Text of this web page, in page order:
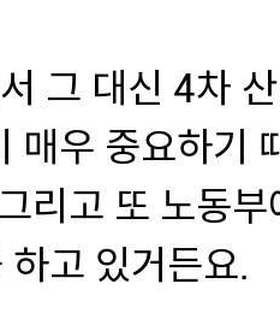
그 대신 4차
매우 중요하기
리고 또 노동
고 있거든요.